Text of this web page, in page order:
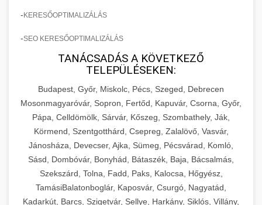
- KERESŐOPTIMALIZÁLÁS
-SEO KERESŐOPTIMALIZÁLÁS
TANÁCSADÁS A KÖVETKEZŐ
TELEPÜLÉSEKEN:
Budapest, Győr, Miskolc, Pécs, Szeged, Debrecen
Mosonmagyaróvár, Sopron, Fertőd, Kapuvár, Csorna, Győr,
Pápa, Celldömölk, Sárvár, Kőszeg, Szombathely, Ják,
Körmend, Szentgotthárd, Csepreg, Zalalövő, Vasvár,
Jánosháza, Devecser, Ajka, Sümeg, Pécsvárad, Komló,
Sásd, Dombóvár, Bonyhád, Bátaszék, Baja, Bácsalmás,
Szekszárd, Tolna, Fadd, Paks, Kalocsa, Hőgyész,
TamásiBalatonboglár, Kaposvár, Csurgó, Nagyatád,
Kadarkút, Barcs, Szigetvár, Sellye, Harkány, Siklós, Villány,